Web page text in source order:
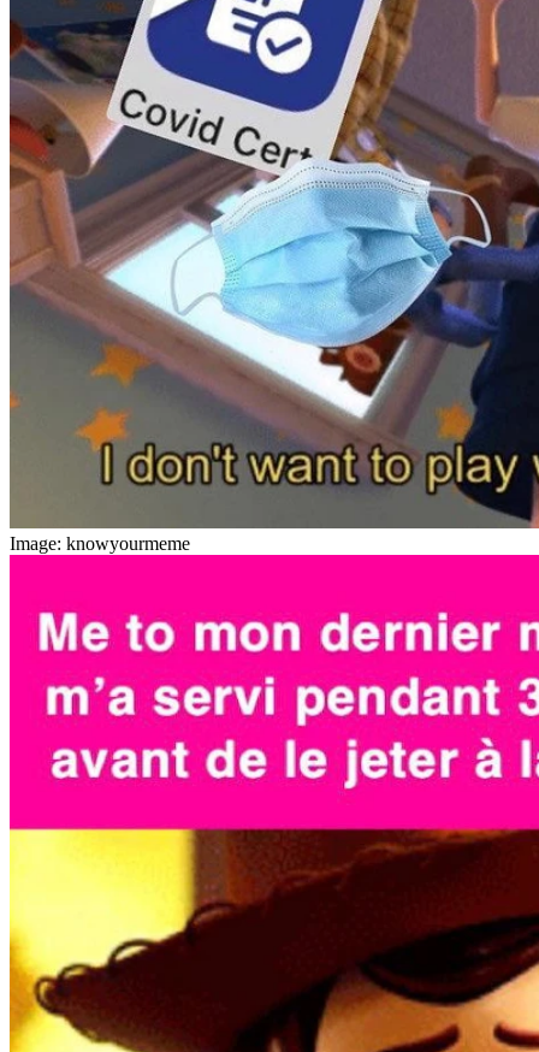
Image: knowyourmeme